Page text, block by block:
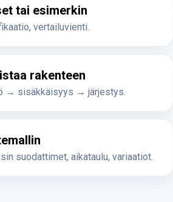
tai esimerkin
vertailuvienti.
rakenteen
→ sisäkkäisyys → järjestys.
suodattimet, aikataulu, variaatiot.